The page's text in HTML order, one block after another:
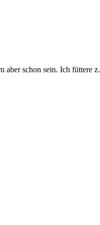
aber schon sein. Ich füttere